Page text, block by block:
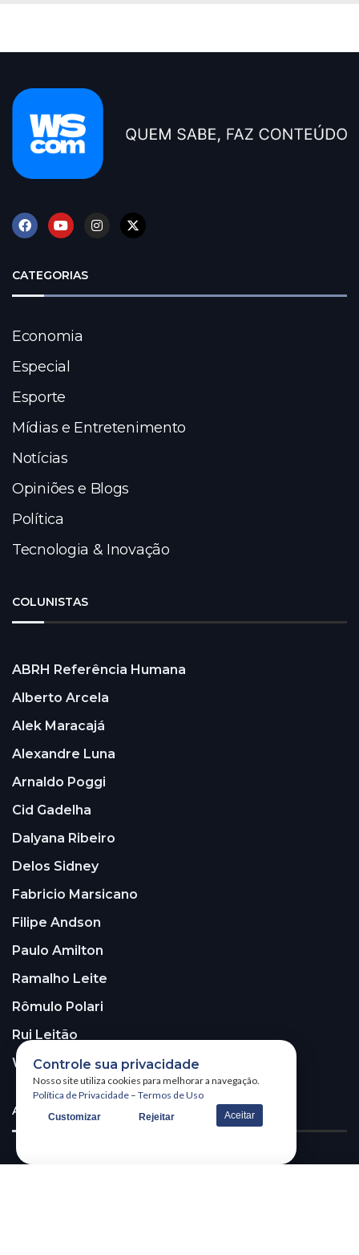
CATEGORIAS
Economia
Especial
Esporte
Mídias e Entretenimento
Notícias
Opiniões e Blogs
Política
Tecnologia & Inovação
COLUNISTAS
ABRH Referência Humana
Alberto Arcela
Alek Maracajá
Alexandre Luna
Arnaldo Poggi
Cid Gadelha
Dalyana Ribeiro
Delos Sidney
Fabricio Marsicano
Filipe Andson
Paulo Amilton
Ramalho Leite
Rômulo Polari
Rui Leitão
Walter Santos
ASSINE A NOSSA NEWSLETTER!
Controle sua privacidade
Nosso site utiliza cookies para melhorar a navegação.
Política de Privacidade – Termos de Uso
Customizar Rejeitar Aceitar